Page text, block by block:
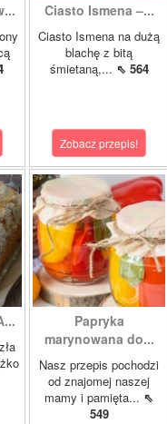
Ciasto Ismena –...
Ciasto Ismena na dużą
blachę z bitą
śmietaną,... ⇖ 564
Zobacz przepis!
Papryka
marynowana do...
Nasz przepis pochodzi
od znajomej naszej
mamy i pamięta... ⇖
549